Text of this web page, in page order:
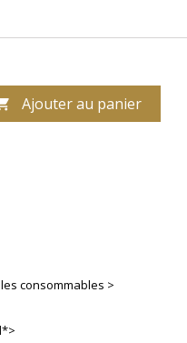
Ajouter au panier
consommables >